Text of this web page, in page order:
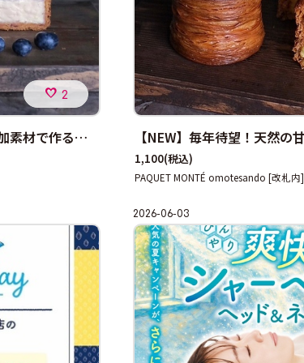
【NEW】7/19より新発売！無添加素材で作る季節の味（ブルーベリー＆チーズ）
2
1,100(税込)
PAQUET MONTÉ omotesando [改札内]
2026-06-03